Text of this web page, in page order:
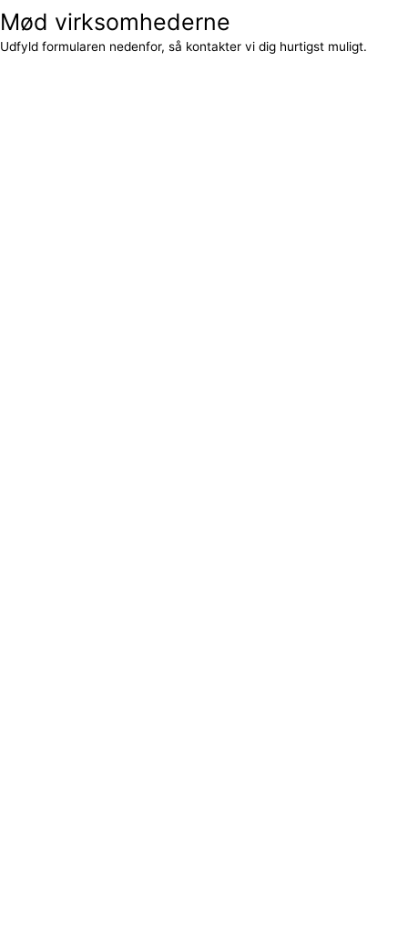
Mød virksomhederne
Udfyld formularen nedenfor, så kontakter vi dig hurtigst muligt.